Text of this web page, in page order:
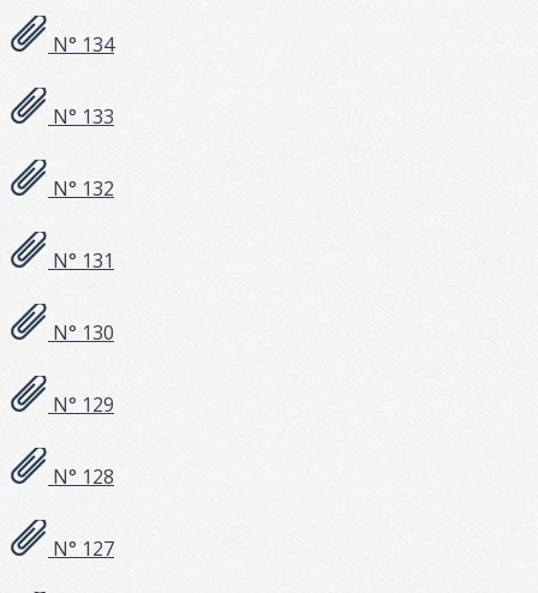
N° 134
N° 133
N° 132
N° 131
N° 130
N° 129
N° 128
N° 127